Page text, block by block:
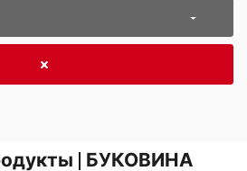
| БУКОВИНА